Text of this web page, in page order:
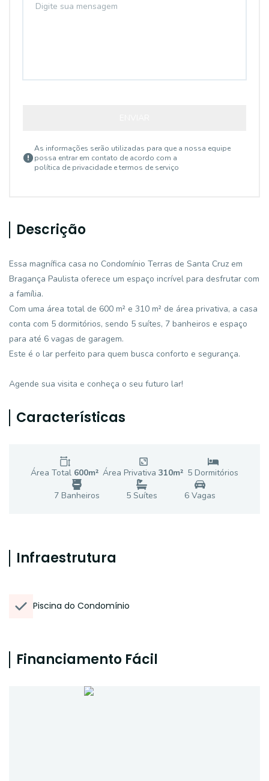
As informações serão utilizadas para que a nossa equipe
possa entrar em contato de acordo com a
política de privacidade e termos de serviço
Descrição
Essa magnífica casa no Condomínio Terras de Santa Cruz em
Bragança Paulista oferece um espaço incrível para desfrutar com
a família.
Com uma área total de 600 m² e 310 m² de área privativa, a casa
conta com 5 dormitórios, sendo 5 suítes, 7 banheiros e espaço
para até 6 vagas de garagem.
Este é o lar perfeito para quem busca conforto e segurança.
Agende sua visita e conheça o seu futuro lar!
Características
Área Total 600m² Área Privativa 310m² 5 Dormitórios
7Banheiros 5 Suítes 6Vagas
Infraestrutura
Piscina do Condomínio
Financiamento Fácil